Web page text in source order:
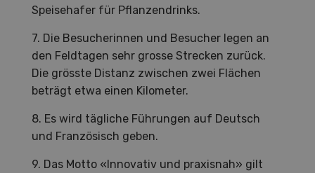
Speisehafer für Pflanzendrinks.
7. Die Besucherinnen und Besucher legen an
den Feldtagen sehr grosse Strecken zurück.
Die grösste Distanz zwischen zwei Flächen
beträgt etwa einen Kilometer.
8. Es wird tägliche Führungen auf Deutsch
und Französisch geben.
9. Das Motto «Innovativ und praxisnah» gilt